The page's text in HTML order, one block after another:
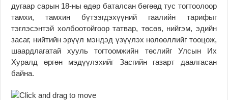
дугаар сарын 18-ны өдөр баталсан бөгөөд тус тогтоолоор
тамхи, тамхин бүтээгдэхүүний гаалийн тарифыг
тэглэсэнтэй холбоотойгоор татвар, төсөв, нийгэм, эдийн
засаг, нийтийн эрүүл мэндэд үзүүлэх нөлөөллийг тооцож,
шаардлагатай хууль тогтоомжийн төслийг Улсын Их
Хуралд өргөн мэдүүлэхийг Засгийн газарт даалгасан
байна.